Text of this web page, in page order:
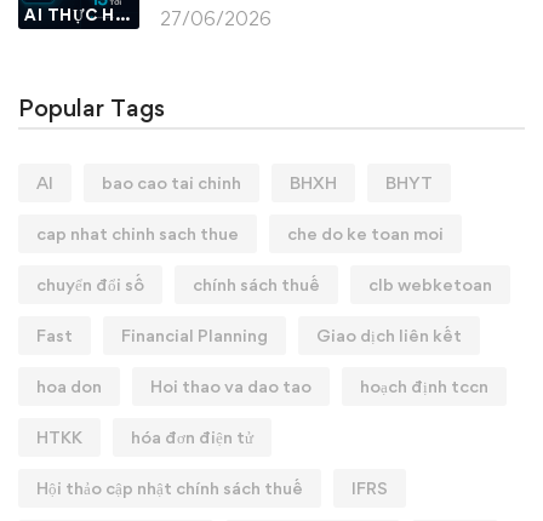
AI THỰC HÀNH 27/06/2026
Popular Tags
AI bao cao tai chinh BHXH BHYT
cap nhat chinh sach thue che do ke toan moi
chuyển đổi số chính sách thuế clb webketoan
Fast Financial Planning Giao dịch liên kết
hoa don Hoi thao va dao tao hoạch định tccn
HTKK hóa đơn điện tử
Hội thảo cập nhật chính sách thuế IFRS